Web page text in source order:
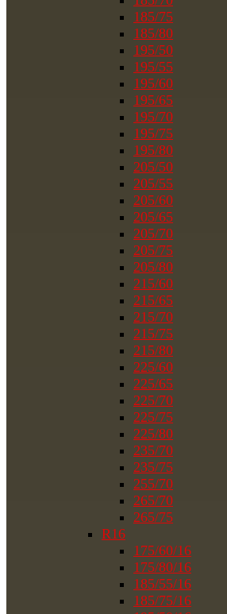
185/75
185/80
195/50
195/55
195/60
195/65
195/70
195/75
195/80
205/50
205/55
205/60
205/65
205/70
205/75
205/80
215/60
215/65
215/70
215/75
215/80
225/60
225/65
225/70
225/75
225/80
235/70
235/75
255/70
265/70
265/75
R16
175/60/16
175/80/16
185/55/16
185/75/16